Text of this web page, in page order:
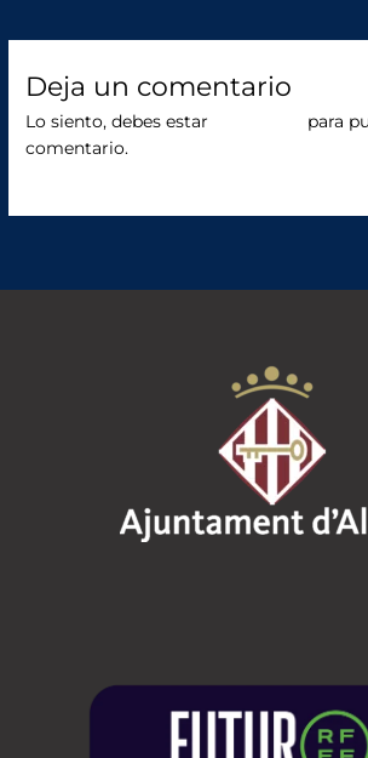
b
o
r
Deja un comentario
Lo siento, debes estar
para
comentario.